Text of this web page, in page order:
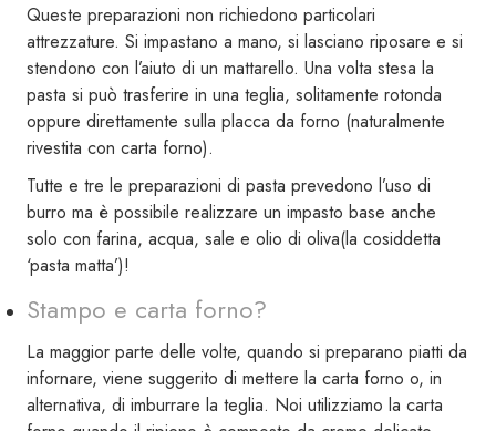
Queste preparazioni non richiedono particolari
attrezzature. Si impastano a mano, si lasciano riposare e si
stendono con l’aiuto di un mattarello. Una volta stesa la
pasta si può trasferire in una teglia, solitamente rotonda
oppure direttamente sulla placca da forno (naturalmente
rivestita con carta forno).
Tutte e tre le preparazioni di pasta prevedono l’uso di
burro ma è possibile realizzare un impasto base anche
solo con farina, acqua, sale e olio di oliva(la cosiddetta
‘pasta matta’)!
Stampo e carta forno?
La maggior parte delle volte, quando si preparano piatti da
infornare, viene suggerito di mettere la carta forno o, in
alternativa, di imburrare la teglia. Noi utilizziamo la carta